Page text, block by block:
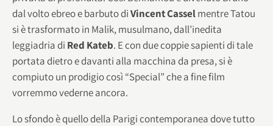
dal volto ebreo e barbuto diVincent Casselmentre Tatou
si è trasformato in Malik, musulmano, dall’inedita
leggiadria di Red Kateb. E con due coppie sapienti di tale
portata dietro e davanti alla macchina da presa, si è
compiuto un prodigio così “Special” che a fine film
vorremmo vederne ancora.
Lo sfondo è quello della Parigi contemporanea dove tutto